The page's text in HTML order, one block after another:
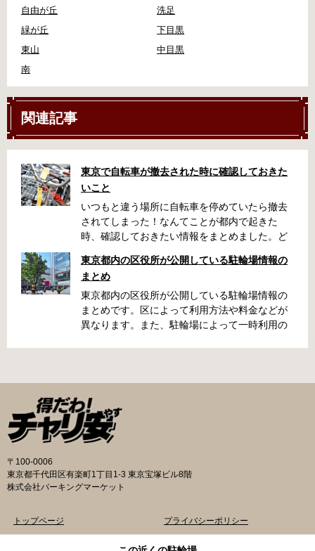
自由が丘
洗足
緑が丘
下目黒
東山
中目黒
南
関連記事
東京で自転車が撤去された時に確認しておきた
いこと
いつもと違う場所に自転車を停めていたら撤去
されてしまった！なんてことが都内で起きた
時、確認しておきたい情報をまとめました。ど
くらい？なんて疑問が浮かぶかと思います。事
前に確認していざという時対処しましょう。 千
代田区 / 新宿区 / 品川区 / 港区 / 中央区 / 大田区
/ 北区 / 墨田区 / 渋谷区 / 葛飾区 千代田区で撤去
された場合 猿楽町保管場所 住所 千代田区神田
の地図が置いてあります） 東京メトロ半蔵門
線、都営新宿・三田線神保町駅から徒歩7分 大
手町高架下自転車保管場所 住所 千代田区大手町
二丁目4番 電話 050-2018-6466（千代田区自転
車対策コールセンター） 最寄駅 東京メトロ半蔵
線大手町駅B3出口 返還の際に必要な書類 返還
料 2,000円 自転車の鍵 身分証明証 千代田区HP
保管場所 住所 新宿区内藤町11番地 ※都立新
3896 最寄駅 東京メトロ丸ノ内線新宿三丁目駅
東京都内の区役所が公開している駐輪場情報の
まとめ
東京都内の区役所が公開している駐輪場情報の
まとめです。区によって利用方法や料金などが
異なります。また、駐輪場によって一時利用の
の自転車駐輪場 利用方法 利用登録申請書の提出
申請期間内に利用登録申請書（PDF：
1,396KB） と必要書類を環境まちづくり総務課
あてに郵送（申請期間消印有効）または、期間
内に環境まちづくり総務課（区役所5階5B窓
さい（郵送先・各出張所の受付時間）。電話・
ファクス・メールでは申請できません。 利用料
生活保護受給者免除（詳しくはお問い合わせく
3,000円（区内、区外在住を問わず） 定期利用
〒100-0006
東京都千代田区有楽町1丁目1-3 東京宝塚ビル8階
株式会社パーキングマーケット
トップページ プライバシーポリシー
記事一覧